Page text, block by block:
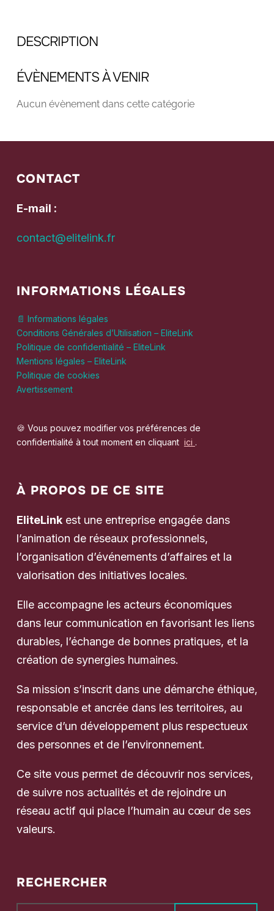
DESCRIPTION
ÉVÈNEMENTS À VENIR
Aucun évènement dans cette catégorie
CONTACT
E-mail :
contact@elitelink.fr
INFORMATIONS LÉGALES
📄 Informations légales
Conditions Générales d’Utilisation – EliteLink
Politique de confidentialité – EliteLink
Mentions légales – EliteLink
Politique de cookies
Avertissement
🍪 Vous pouvez modifier vos préférences de
confidentialité à tout moment en cliquant ici .
À PROPOS DE CE SITE
EliteLinkest une entreprise engagée dans
l’animation de réseaux professionnels,
l’organisation d’événements d’affaires et la
valorisation des initiatives locales.
Elle accompagne les acteurs économiques
dans leur communication en favorisant les liens
durables, l’échange de bonnes pratiques, et la
création de synergies humaines.
Sa mission s’inscrit dans une démarche éthique,
responsable et ancrée dans les territoires, au
service d’un développement plus respectueux
des personnes et de l’environnement.
Ce site vous permet de découvrir nos services,
de suivre nos actualités et de rejoindre un
réseau actif qui place l’humain au cœur de ses
valeurs.
RECHERCHER